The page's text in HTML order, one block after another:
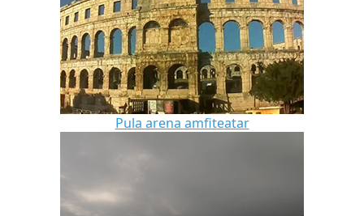
Pula arena amfiteatar